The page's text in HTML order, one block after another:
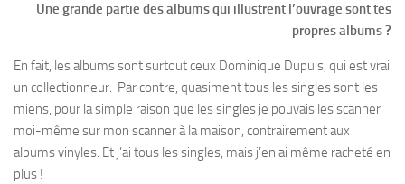
Une grande partie des albums qui illustrent l’ouvrage sont tes
propres albums ?
En fait, les albums sont surtout ceux Dominique Dupuis, qui est vrai
un collectionneur. Par contre, quasiment tous les singles sont les
miens, pour la simple raison que les singles je pouvais les scanner
moi-même sur mon scanner à la maison, contrairement aux
albums vinyles. Et j’ai tous les singles, mais j’en ai même racheté en
plus !